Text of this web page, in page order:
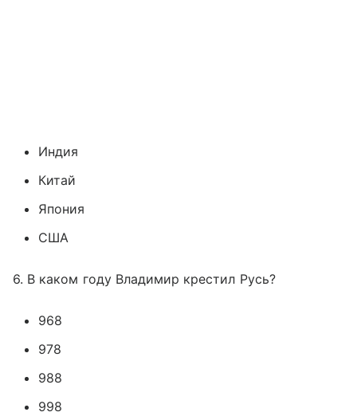
Индия
Китай
Япония
США
6. В каком году Владимир крестил Русь?
968
978
988
998